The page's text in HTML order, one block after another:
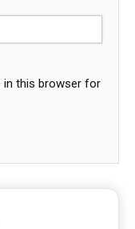
in this browser for